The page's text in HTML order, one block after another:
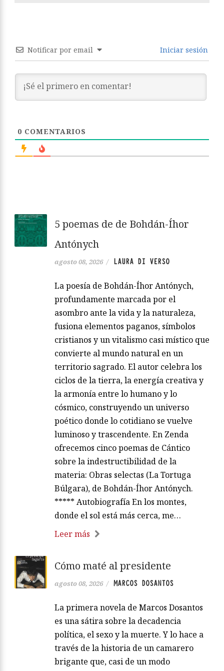
Notificar por email Iniciar sesión
0 COMENTARIOS
5 poemas de de Bohdán-Íhor
Antónych
agosto 08, 2026 / LAURA DI VERSO
La poesía de Bohdán-Íhor Antónych,
profundamente marcada por el
asombro ante la vida y la naturaleza,
fusiona elementos paganos, símbolos
cristianos y un vitalismo casi místico que
convierte al mundo natural en un
territorio sagrado. El autor celebra los
ciclos de la tierra, la energía creativa y
la armonía entre lo humano y lo
cósmico, construyendo un universo
poético donde lo cotidiano se vuelve
luminoso y trascendente. En Zenda
ofrecemos cinco poemas de Cántico
sobre la indestructibilidad de la
materia: Obras selectas (La Tortuga
Búlgara), de Bohdán-Íhor Antónych.
***** Autobiografía En los montes,
donde el sol está más cerca, me…
Leer más
Cómo maté al presidente
agosto 08, 2026 / MARCOS DOSANTOS
La primera novela de Marcos Dosantos
es una sátira sobre la decadencia
política, el sexo y la muerte. Y lo hace a
través de la historia de un camarero
brigante que, casi de un modo